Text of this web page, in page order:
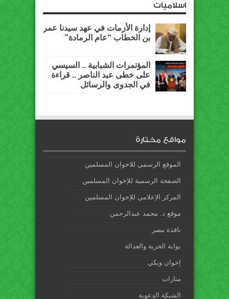
اسلاميات
إدارة الأزمات في عهد سيدنا عمر
بن الخطاب “عام الرمادة”
المؤتمرات الشبابية .. السيسي
على خطى عبد الناصر .. قراءة
في الجدوى والرسائل
مواقع مختارة
الموقع الرسمي للاخوان المسلمين
الصفحة الرسمية للإخوان المسلمين
المركز الإعلامي للإخوان المسلمين
موقع د. محمد عبدالرحمن
نافذة مصر
بوابة الحرية والعدالة
إخوان ويكي
منارات
الشبكة الدعوية